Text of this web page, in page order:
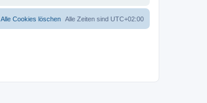
Alle Zeiten sind UTC+02:00
Alle Cookies löschen